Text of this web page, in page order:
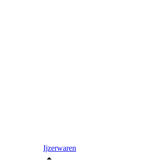
Ijzerwaren